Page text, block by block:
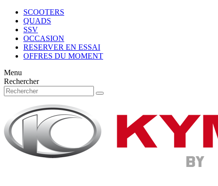
SCOOTERS
QUADS
SSV
OCCASION
RESERVER EN ESSAI
OFFRES DU MOMENT
Menu
Rechercher